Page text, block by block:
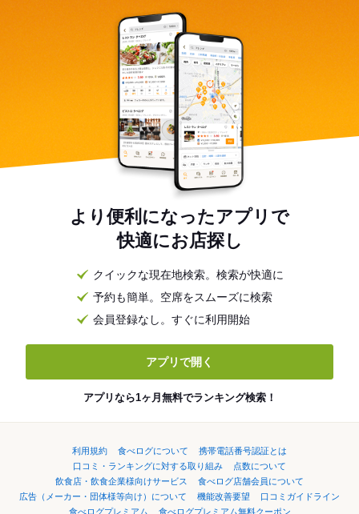
より便利になったアプリで
快適にお店探し
クイックな現在地検索。検索が快適に
予約も簡単。空席をスムーズに検索
会員登録なし。すぐに利用開始
アプリで開く
アプリなら1ヶ月無料でランキング検索！
利用規約 食べログについて
携帯電話番号認証とは
口コミ・ランキングに対する取り組み
点数について
飲食店・飲食企業様向けサービス
食べログ店舗会員について
広告（メーカー・団体様等向け）について
機能改善要望
口コミガイドライン
食べログプレミアム
食べログプレミアム無料クーポン